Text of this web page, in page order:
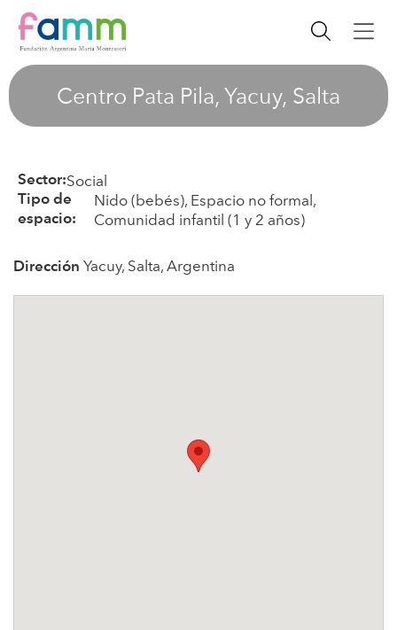
Centro Pata Pila, Yacuy, Salta
Sector:Social
Tipo de
espacio:
Nido (bebés), Espacio no formal,
Comunidad infantil (1 y 2 años)
Dirección Yacuy, Salta, Argentina